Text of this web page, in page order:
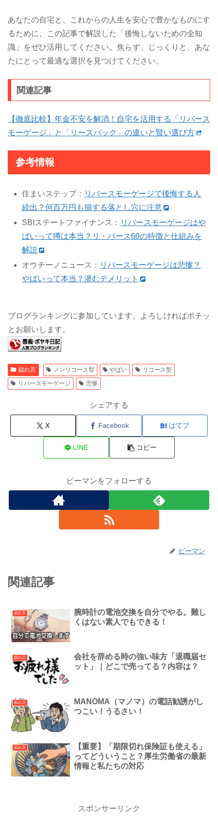
あなたの自宅と、これからの人生を安心で豊かなものにす
るために、この記事で解説した「後悔しないための全知
識」をぜひ活用してください。焦らず、じっくりと、あな
たにとって最適な選択を見つけてください。
関連記事
【徹底比較】年金不安を解消！自宅を活用する「リバース
モーゲージ」と「リースバック」の違いと賢い選び方
参考情報
住まいステップ： リバースモーゲージで後悔する人
続出？何百万円も損する落とし穴に注意
SBIステートファイナンス： リバースモーゲージはや
ばいって噂は本当？リ・バース60の特徴と仕組みを
解説
オウチーノニュース： リバースモーゲージは悲惨？
やばいって本当？潜むデメリット
ブログランキングに参加しています。よろしければポチッ
とお願いします。
戯れ言 ノンリコース型 やばい
リコース型
リバースモーゲージ
悲惨
シェアする
X Facebook はてブ
LINE コピー
ピーマンをフォローする
ピーマン
関連記事
戯れ言
腕時計の電池交換を自分でやる。難し
くはない素人でもできる！
戯れ言
会社を辞める時の強い味方「退職届セ
ット」｜どこで売ってる？内容は？
戯れ言
MANOMA（マノマ）の電話勧誘がし
つこい！うるさい！
戯れ言
【重要】「期限切れ保険証も使える」
ってどういうこと？厚生労働省の最新
情報と私たちの対応
スポンサーリンク